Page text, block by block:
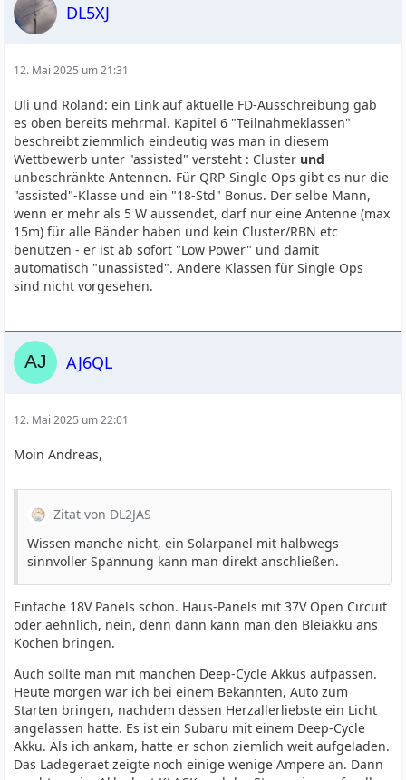
DL5XJ
12. Mai 2025 um 21:31
Uli und Roland: ein Link auf aktuelle FD-Ausschreibung gab
es oben bereits mehrmal. Kapitel 6 "Teilnahmeklassen"
beschreibt ziemmlich eindeutig was man in diesem
Wettbewerb unter "assisted" versteht : Cluster und
unbeschränkte Antennen. Für QRP-Single Ops gibt es nur die
"assisted"-Klasse und ein "18-Std" Bonus. Der selbe Mann,
wenn er mehr als 5 W aussendet, darf nur eine Antenne (max
15m) für alle Bänder haben und kein Cluster/RBN etc
benutzen - er ist ab sofort "Low Power" und damit
automatisch "unassisted". Andere Klassen für Single Ops
sind nicht vorgesehen.
AJ6QL
12. Mai 2025 um 22:01
Moin Andreas,
Zitat von DL2JAS
Wissen manche nicht, ein Solarpanel mit halbwegs
sinnvoller Spannung kann man direkt anschließen.
Einfache 18V Panels schon. Haus-Panels mit 37V Open Circuit
oder aehnlich, nein, denn dann kann man den Bleiakku ans
Kochen bringen.
Auch sollte man mit manchen Deep-Cycle Akkus aufpassen.
Heute morgen war ich bei einem Bekannten, Auto zum
Starten bringen, nachdem dessen Herzallerliebste ein Licht
angelassen hatte. Es ist ein Subaru mit einem Deep-Cycle
Akku. Als ich ankam, hatte er schon ziemlich weit aufgeladen.
Das Ladegeraet zeigte noch einige wenige Ampere an. Dann